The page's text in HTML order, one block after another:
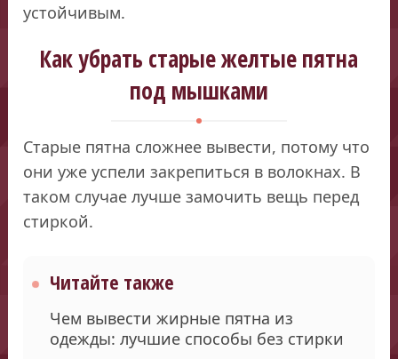
устойчивым.
Как убрать старые желтые пятна
под мышками
Старые пятна сложнее вывести, потому что
они уже успели закрепиться в волокнах. В
таком случае лучше замочить вещь перед
стиркой.
Читайте также
Чем вывести жирные пятна из
одежды: лучшие способы без стирки